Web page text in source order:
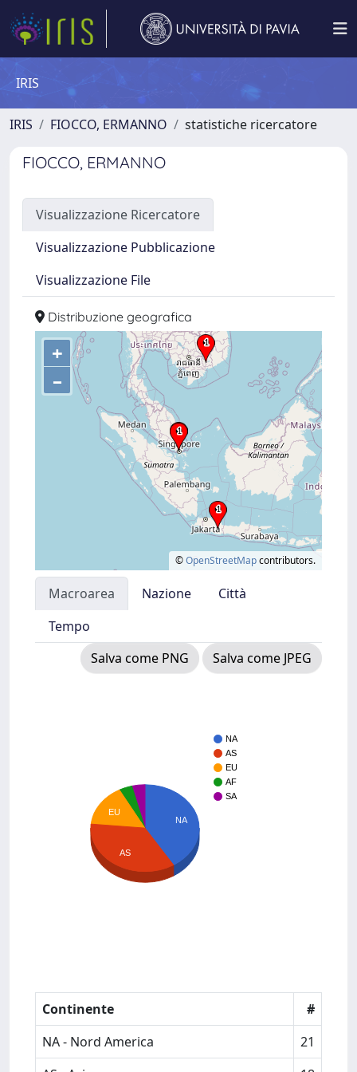
IRIS
IRIS FIOCCO, ERMANNO statistiche ricercatore
FIOCCO, ERMANNO
Visualizzazione Ricercatore
Visualizzazione Pubblicazione
Visualizzazione File
Distribuzione geografica
+
–
©OpenStreetMapcontributors.
Macroarea Nazione
Città
Tempo
Salva come PNG
Salva come JPEG
NA
AS
EU
AF
SA
NA
EU
AS
Continente
#
NA - Nord America
21